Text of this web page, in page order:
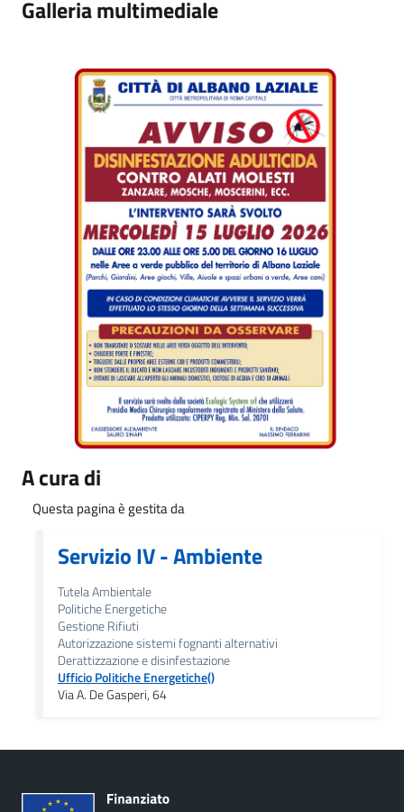
Galleria multimediale
A cura di
Questa pagina è gestita da
Servizio IV - Ambiente
Tutela Ambientale
Politiche Energetiche
Gestione Rifiuti
Autorizzazione sistemi fognanti alternativi
Derattizzazione e disinfestazione
Ufficio Politiche Energetiche()
Via A. De Gasperi, 64